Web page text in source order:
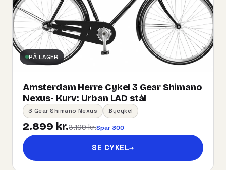
PÅ LAGER
Amsterdam Herre Cykel 3 Gear Shimano
Nexus- Kurv:​ ​Urban​ ​LAD​ ​stål
3 Gear Shimano Nexus Bycykel
2.899 kr.3.199 kr.Spar 300
SE CYKEL→